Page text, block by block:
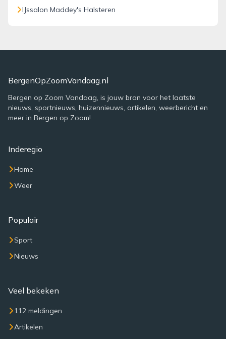
IJssalon Maddey's Halsteren
BergenOpZoomVandaag.nl
Bergen op Zoom Vandaag, is jouw bron voor het laatste
nieuws, sportnieuws, huizennieuws, artikelen, weerbericht en
meer in Bergen op Zoom!
Inderegio
Home
Weer
Populair
Sport
Nieuws
Veel bekeken
112 meldingen
Artikelen